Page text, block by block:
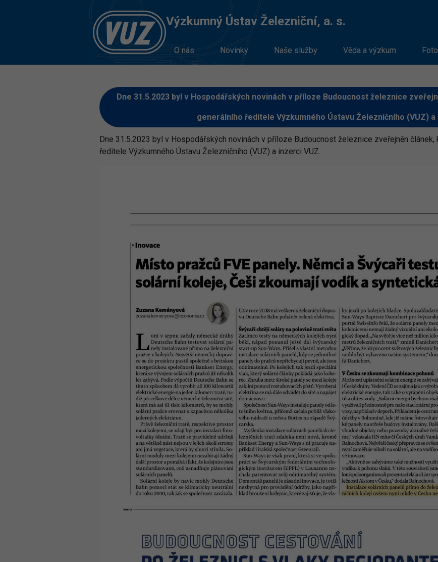
Výzkumný Ústav Železniční, a. s.
O nás Novinky Naše služby Věda a výzkum
Dne 31.5.2023 byl v Hospodářských novinách v příloze Budoucnost železnice
generálního ředitele Výzkumného Ústavu Železničního (VUZ) a
Dne 31.5.2023 byl v Hospodářských novinách v příloze Budoucnost železnice zveřejněn
ředitele Výzkumného Ústavu Železničního (VUZ) a inzerci VUZ.